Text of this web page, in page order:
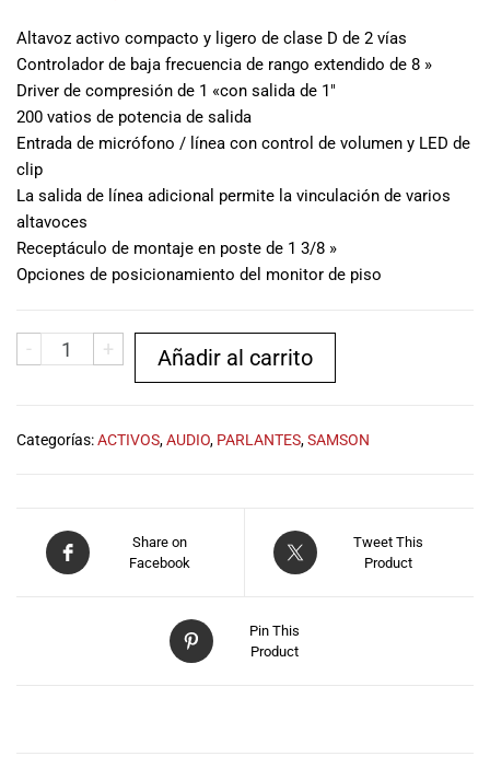
Nuestro equipo
de expertos en
música está
aquí para
ayudarte a
instrumento o
equipo de
adecuado para
ti, y ofrecerte el
al cliente
posible.
Además,
competitivos y
clientes. Ven a
visitarnos en
física en Quito,
o haz tu
compra en
Altavoz activo compacto y ligero de clase D de 2 vías
Controlador de baja frecuencia de rango extendido de 8 »
Driver de compresión de 1 «con salida de 1″
200 vatios de potencia de salida
Entrada de micrófono / línea con control de volumen y LED de
clip
La salida de línea adicional permite la vinculación de varios
altavoces
Receptáculo de montaje en poste de 1 3/8 »
Opciones de posicionamiento del monitor de piso
- + Añadir al carrito
Categorías:ACTIVOS,AUDIO, PARLANTES,SAMSON
Share on
Facebook
Tweet This
Product
Pin This
Product